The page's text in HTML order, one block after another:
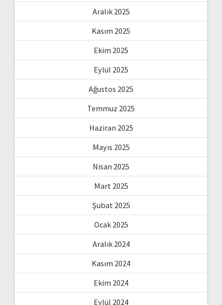
Aralık 2025
Kasım 2025
Ekim 2025
Eylül 2025
Ağustos 2025
Temmuz 2025
Haziran 2025
Mayıs 2025
Nisan 2025
Mart 2025
Şubat 2025
Ocak 2025
Aralık 2024
Kasım 2024
Ekim 2024
Eylül 2024